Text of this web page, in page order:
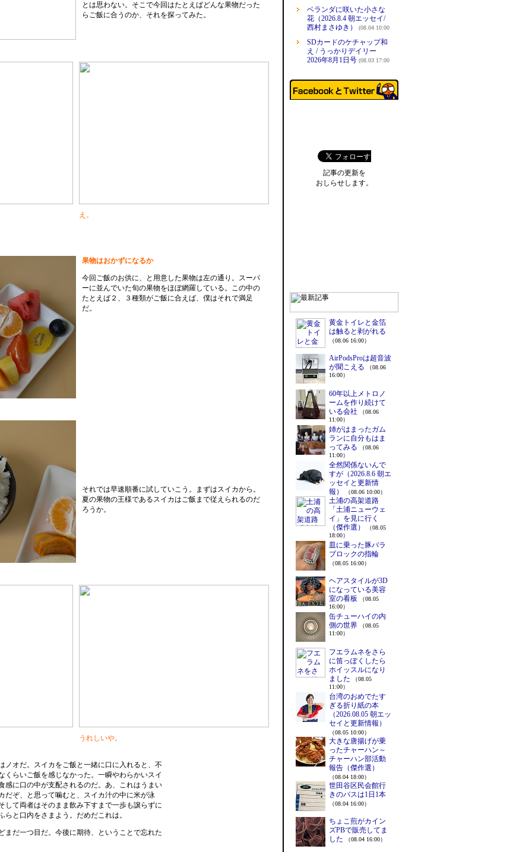
とは思わない。そこで今回はたとえばどんな果物だった
らご飯に合うのか、それを探ってみた。
え。
果物はおかずになるか
今回ご飯のお供に、と用意した果物は左の通り。スーパ
ーに並んでいた旬の果物をほぼ網羅している。この中の
たとえば２、３種類がご飯に合えば、僕はそれで満足
だ。
それでは早速順番に試していこう。まずはスイカから。
夏の果物の王様であるスイカはご飯まで従えられるのだ
ろうか。
うれしいや。
ノオだ。スイカをご飯と一緒に口に入れると、不
くらいご飯を感じなかった。一瞬やわらかいスイ
感に口の中が支配されるのだ。あ、これはうまい
だぞ、と思って噛むと、スイカ汁の中に米が泳
して両者はそのまま飲み下すまで一歩も譲らずに
らと口内をさまよう。だめだこれは。
まだ一つ目だ。今後に期待、ということで忘れた
ベランダに咲いた小さな
花（2026.8.4 朝エッセイ/
西村まさゆき）
(08.04 10:00
SDカードのケチャップ和
え / うっかりデイリー
2026年8月1日号 (08.03 17:00
記事の更新を
おしらせします。
黄金トイレと金箔
は触ると剥がれる
（08.06 16:00）
AirPodsProは超音波
が聞こえる
（08.06
16:00）
60年以上メトロノ
ームを作り続けて
いる会社
（08.06
11:00）
姉がはまったガム
ランに自分もはま
ってみる
（08.06
11:00）
全然関係ないんで
すが（2026.8.6 朝エ
ッセイと更新情
報）
（08.06 10:00）
土浦の高架道路
「土浦ニューウェ
イ」を見に行く
（傑作選）
（08.05
18:00）
皿に乗った豚バラ
ブロックの指輪
（08.05 16:00）
ヘアスタイルが3D
になっている美容
室の看板
（08.05
16:00）
缶チューハイの内
側の世界
（08.05
11:00）
フエラムネをさら
に笛っぽくしたら
ホイッスルになり
ました
（08.05
11:00）
台湾のおめでたす
ぎる折り紙の本
（2026.08.05 朝エッ
セイと更新情報）
（08.05 10:00）
大きな唐揚げが乗
ったチャーハン～
チャーハン部活動
報告（傑作選）
（08.04 18:00）
世田谷区民会館行
きのバスは1日1本
（08.04 16:00）
ちょこ煎がカイン
ズPBで販売してま
した
（08.04 16:00）